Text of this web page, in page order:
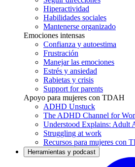
Hiperactividad
Habilidades sociales
Mantenerse organizado
Emociones intensas
Confianza y autoestima
Frustración
Manejar las emociones
Estrés y ansiedad
Rabietas y crisis
Support for parents
Apoyo para mujeres con TDAH
ADHD Unstuck
The ADHD Channel for
Understood Explains: Adult
Struggling at work
Recursos para mujeres con
Herramientas y podcast